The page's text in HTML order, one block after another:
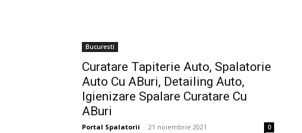
Bucuresti
Curatare Tapiterie Auto, Spalatorie
Auto Cu ABuri, Detailing Auto,
Igienizare Spalare Curatare Cu
ABuri
Portal Spalatorii - 21 noiembrie 2021 0